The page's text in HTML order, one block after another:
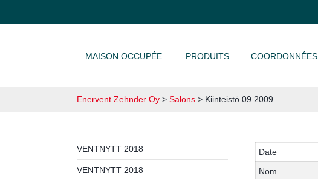
MAISON OCCUPÉE PRODUITS COORDONNÉES
Enervent Zehnder Oy > Salons > Kiinteistö 09 2009
VENTNYTT 2018
VENTNYTT 2018
Date
Nom